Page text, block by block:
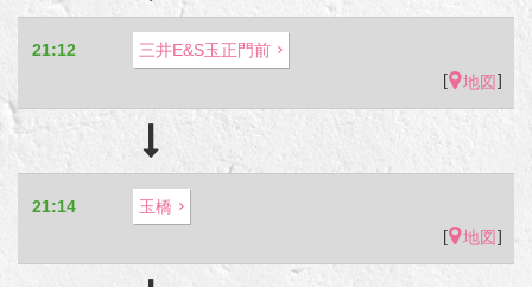
21:12
三井E&S玉正門前
[
地図]
21:14
玉橋
[
地図]